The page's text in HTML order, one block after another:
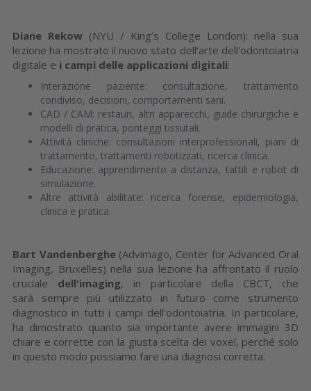
Diane Rekow (NYU / King’s College London): nella sua
lezione ha mostrato il nuovo stato dell'arte dell'odontoiatria
digitale e i campi delle applicazioni digitali:
Interazione paziente: consultazione, trattamento
condiviso, decisioni, comportamenti sani.
CAD / CAM: restauri, altri apparecchi, guide chirurgiche e
modelli di pratica, ponteggi tissutali.
Attività cliniche: consultazioni interprofessionali, piani di
trattamento, trattamenti robotizzati, ricerca clinica.
Educazione: apprendimento a distanza, tattili e robot di
simulazione.
Altre attività abilitate: ricerca forense, epidemiologia,
clinica e pratica.
Bart Vandenberghe(Advimago, Center for Advanced Oral
Imaging, Bruxelles) nella sua lezione ha affrontato il ruolo
cruciale dell'imaging, in particolare della CBCT, che
sarà sempre più utilizzato in futuro come strumento
diagnostico in tutti i campi dell'odontoiatria. In particolare,
ha dimostrato quanto sia importante avere immagini 3D
chiare e corrette con la giusta scelta dei voxel, perché solo
in questo modo possiamo fare una diagnosi corretta.